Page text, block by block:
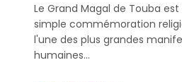
Le Grand Magal de Touba
simple commémoration
l'une des plus grandes
humaines...